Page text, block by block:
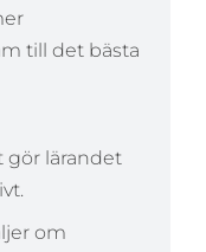
till det bästa
gör lärandet
om